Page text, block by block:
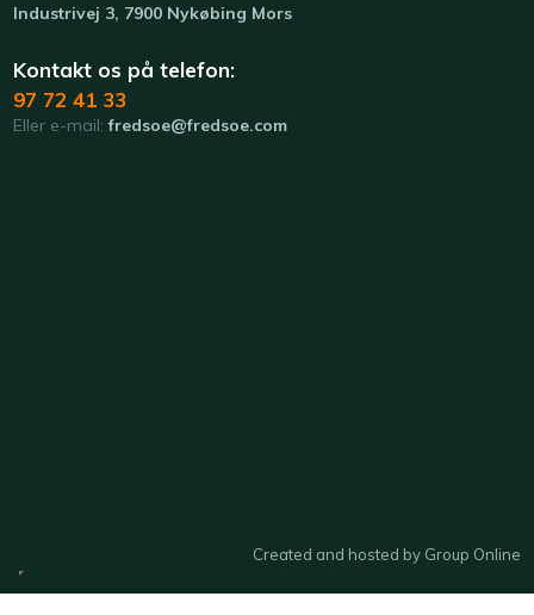
Industrivej 3, 7900 Nykøbing Mors
Kontakt os på telefon:
97 72 41 33
Eller e-mail:fredsoe@fredsoe.com
Created and hosted by Group Online